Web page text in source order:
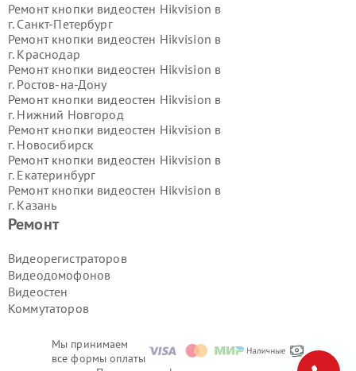
Мы принимаем
все формы оплаты
Ремонт
Видеорегистраторов
Видеодомофонов
Видеостен
Коммутаторов
Ремонт кнопки видеостен Hikvision в
г. Санкт-Петербург
Ремонт кнопки видеостен Hikvision в
г. Краснодар
Ремонт кнопки видеостен Hikvision в
г. Ростов-на-Дону
Ремонт кнопки видеостен Hikvision в
г. Нижний Новгород
Ремонт кнопки видеостен Hikvision в
г. Новосибирск
Ремонт кнопки видеостен Hikvision в
г. Екатеринбург
Ремонт кнопки видеостен Hikvision в
г. Казань
Ремонт кнопки видеостен Hikvision в
Ремонт кнопки видеостен Hikvision в
г.Волгоград
Ремонт кнопки видеостен Hikvision в
г.Самара
Ремонт кнопки видеостен Hikvision в
Ремонт кнопки видеостен Hikvision в
Красноярск